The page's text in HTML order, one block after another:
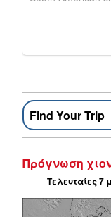
Find Your Trip
Πρόγνωση
Τελευταίες 7